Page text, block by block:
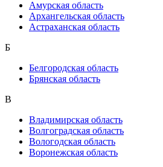
Амурская область
Архангельская область
Астраханская область
Б
Белгородская область
Брянская область
В
Владимирская область
Волгоградская область
Вологодская область
Воронежская область